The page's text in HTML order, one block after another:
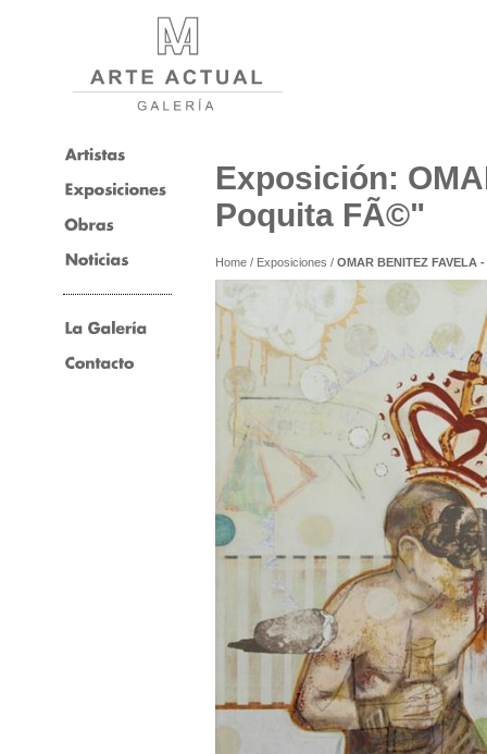
Exposición:
Poquita FÃ©"
Home/ Exposiciones / OMAR BENITEZ